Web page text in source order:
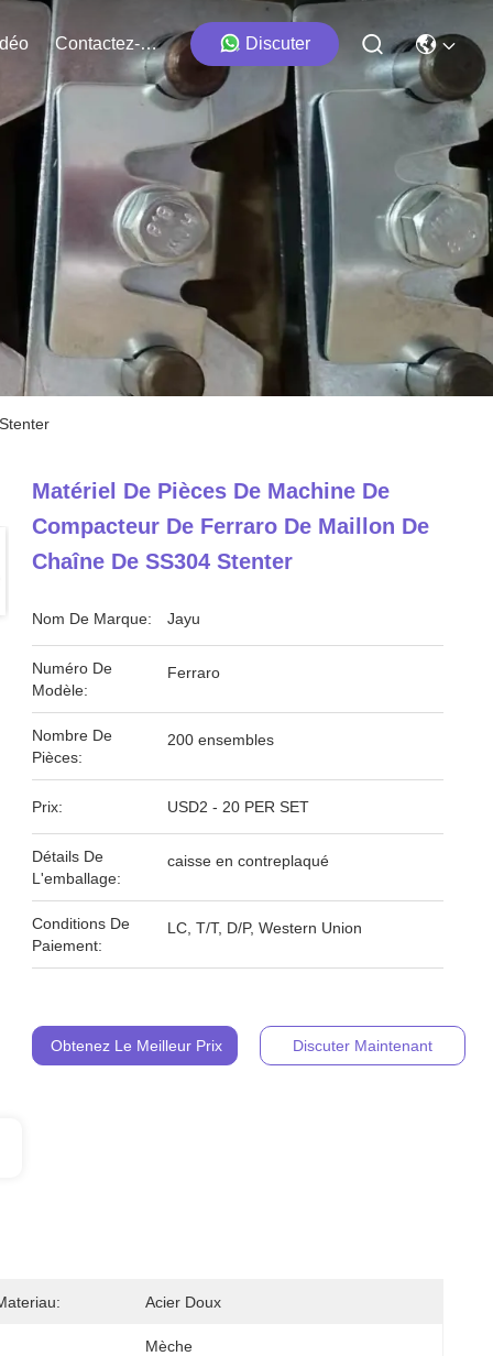
Contactez-Nous Discuter
Matériel De Pièces De Machine De
Compacteur De Ferraro De Maillon De
Chaîne De SS304 Stenter
Nom De Marque: Jayu
Numéro De
Modèle:
Ferraro
Nombre De
Pièces:
200 ensembles
Prix: USD2 - 20 PER SET
Détails De
L'emballage:
caisse en contreplaqué
Conditions De
Paiement:
LC, T/T, D/P, Western Union
Obtenez Le Meilleur Prix Discuter Maintenant
Acier Doux
Mèche